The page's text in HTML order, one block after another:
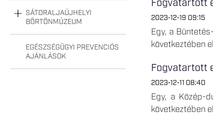
SÁTORALJAÚJHELYI
BÖRTÖNMÚZEUM
EGÉSZSÉGÜGYI PREVENCIÓS
AJÁNLÁSOK
Fogvatartott
2023-12-19 09:15
Egy, a
következtében
Fogvatartott
2023-12-11 08:40
Egy, a Közép-
következtében